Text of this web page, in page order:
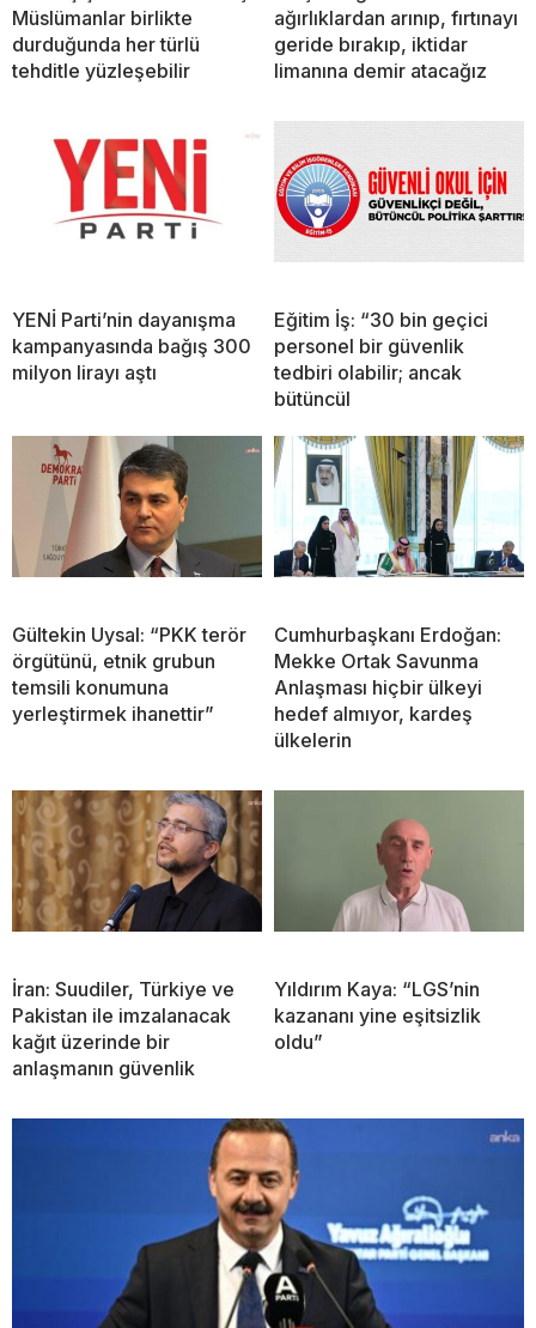
Müslümanlar birlikte
durduğunda her türlü
tehditle yüzleşebilir
ağırlıklardan arınıp, fırtınayı
geride bırakıp, iktidar
limanına demir atacağız
YENİ Parti’nin dayanışma
kampanyasında bağış 300
milyon lirayı aştı
Eğitim İş: “30 bin geçici
personel bir güvenlik
tedbiri olabilir; ancak
bütüncül
Gültekin Uysal: “PKK terör
örgütünü, etnik grubun
temsili konumuna
yerleştirmek ihanettir”
Cumhurbaşkanı Erdoğan:
Mekke Ortak Savunma
Anlaşması hiçbir ülkeyi
hedef almıyor, kardeş
ülkelerin
İran: Suudiler, Türkiye ve
Pakistan ile imzalanacak
kağıt üzerinde bir
anlaşmanın güvenlik
Yıldırım Kaya: “LGS’nin
kazananı yine eşitsizlik
oldu”